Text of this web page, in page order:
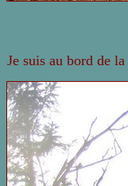
Je suis au bord de